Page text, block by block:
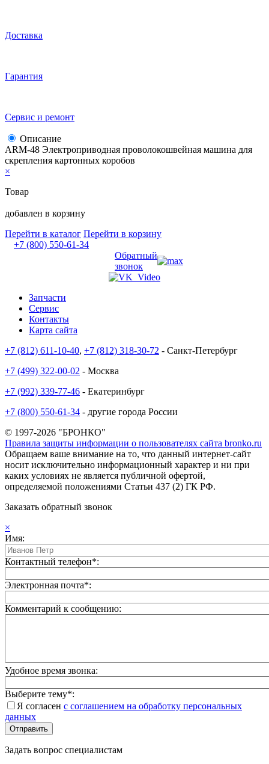
Доставка
Гарантия
Сервис и ремонт
Описание
ARM-48 Электроприводная проволокошвейная машина для
скрепления картонных коробов
×
Товар
добавлен в корзину
Перейти в каталог Перейти в корзину
+7 (800) 550-61-34
Обратный
звонок
Запчасти
Сервис
Контакты
Карта сайта
+7 (812) 611-10-40, +7 (812) 318-30-72 - Санкт-Петербург
+7 (499) 322-00-02 - Москва
+7 (992) 339-77-46 - Екатеринбург
+7 (800) 550-61-34 - другие города России
© 1997-2026 "БРОНКО"
Правила защиты информации о пользователях сайта bronko.ru
Обращаем ваше внимание на то, что данный интернет-сайт
носит исключительно информационный характер и ни при
каких условиях не является публичной офертой,
определяемой положениями Статьи 437 (2) ГК РФ.
Заказать обратный звонок
×
Имя:
Контактный телефон*:
Электронная почта*:
Комментарий к сообщению:
Удобное время звонка:
Выберите тему*:
Я согласен с соглашением на обработку персональных
данных
Задать вопрос специалистам